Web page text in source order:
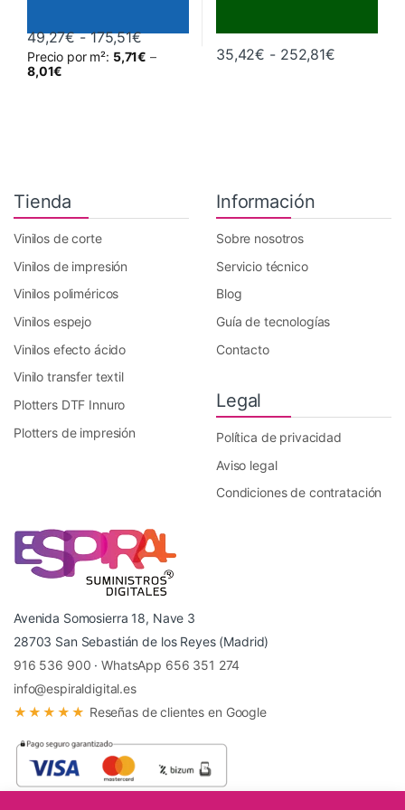
49,27€ - 175,51€Rango de precios: desde 49,27€ hasta
Precio por m²: 5,71€ –
8,01€
Este producto tiene múltiples variantes. Las opciones se
35,42€ - 252,81€Rango de
Este producto tiene múltiples
Tienda
Vinilos de corte
Vinilos de impresión
Vinilos poliméricos
Vinilos espejo
Vinilos efecto ácido
Vinilo transfer textil
Plotters DTF Innuro
Plotters de impresión
Información
Sobre nosotros
Servicio técnico
Blog
Guía de tecnologías
Contacto
Legal
Política de privacidad
Aviso legal
Condiciones de contratación
Avenida Somosierra 18, Nave 3
28703 San Sebastián de los Reyes (Madrid)
916 536 900 ·WhatsApp 656 351 274
info@espiraldigital.es
★★★★★ Reseñas de clientes en Google